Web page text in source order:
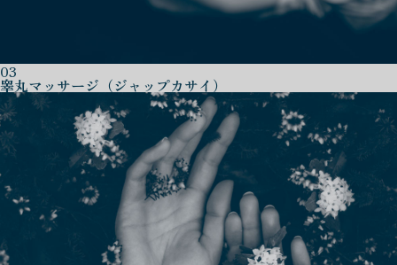
03
睾丸マッサージ（ジャップカサイ）